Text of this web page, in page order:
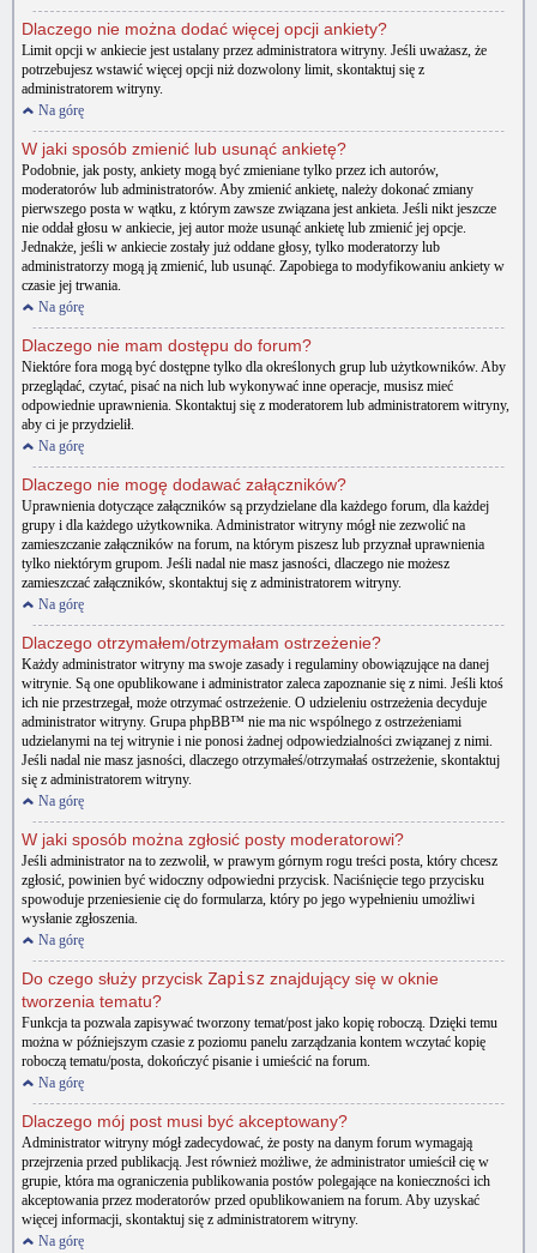
Dlaczego nie można dodać więcej opcji ankiety?
Limit opcji w ankiecie jest ustalany przez administratora witryny. Jeśli uważasz, że
potrzebujesz wstawić więcej opcji niż dozwolony limit, skontaktuj się z
administratorem witryny.
Na górę
W jaki sposób zmienić lub usunąć ankietę?
Podobnie, jak posty, ankiety mogą być zmieniane tylko przez ich autorów,
moderatorów lub administratorów. Aby zmienić ankietę, należy dokonać zmiany
pierwszego posta w wątku, z którym zawsze związana jest ankieta. Jeśli nikt jeszcze
nie oddał głosu w ankiecie, jej autor może usunąć ankietę lub zmienić jej opcje.
Jednakże, jeśli w ankiecie zostały już oddane głosy, tylko moderatorzy lub
administratorzy mogą ją zmienić, lub usunąć. Zapobiega to modyfikowaniu ankiety w
czasie jej trwania.
Na górę
Dlaczego nie mam dostępu do forum?
Niektóre fora mogą być dostępne tylko dla określonych grup lub użytkowników. Aby
przeglądać, czytać, pisać na nich lub wykonywać inne operacje, musisz mieć
odpowiednie uprawnienia. Skontaktuj się z moderatorem lub administratorem witryny,
aby ci je przydzielił.
Na górę
Dlaczego nie mogę dodawać załączników?
Uprawnienia dotyczące załączników są przydzielane dla każdego forum, dla każdej
grupy i dla każdego użytkownika. Administrator witryny mógł nie zezwolić na
zamieszczanie załączników na forum, na którym piszesz lub przyznał uprawnienia
tylko niektórym grupom. Jeśli nadal nie masz jasności, dlaczego nie możesz
zamieszczać załączników, skontaktuj się z administratorem witryny.
Na górę
Dlaczego otrzymałem/otrzymałam ostrzeżenie?
Każdy administrator witryny ma swoje zasady i regulaminy obowiązujące na danej
witrynie. Są one opublikowane i administrator zaleca zapoznanie się z nimi. Jeśli ktoś
ich nie przestrzegał, może otrzymać ostrzeżenie. O udzieleniu ostrzeżenia decyduje
administrator witryny. Grupa phpBB™ nie ma nic wspólnego z ostrzeżeniami
udzielanymi na tej witrynie i nie ponosi żadnej odpowiedzialności związanej z nimi.
Jeśli nadal nie masz jasności, dlaczego otrzymałeś/otrzymałaś ostrzeżenie, skontaktuj
się z administratorem witryny.
Na górę
W jaki sposób można zgłosić posty moderatorowi?
Jeśli administrator na to zezwolił, w prawym górnym rogu treści posta, który chcesz
zgłosić, powinien być widoczny odpowiedni przycisk. Naciśnięcie tego przycisku
spowoduje przeniesienie cię do formularza, który po jego wypełnieniu umożliwi
wysłanie zgłoszenia.
Na górę
Do czego służy przycisk Zapisz znajdujący się w oknie
tworzenia tematu?
Funkcja ta pozwala zapisywać tworzony temat/post jako kopię roboczą. Dzięki temu
można w późniejszym czasie z poziomu panelu zarządzania kontem wczytać kopię
roboczą tematu/posta, dokończyć pisanie i umieścić na forum.
Na górę
Dlaczego mój post musi być akceptowany?
Administrator witryny mógł zadecydować, że posty na danym forum wymagają
przejrzenia przed publikacją. Jest również możliwe, że administrator umieścił cię w
grupie, która ma ograniczenia publikowania postów polegające na konieczności ich
akceptowania przez moderatorów przed opublikowaniem na forum. Aby uzyskać
więcej informacji, skontaktuj się z administratorem witryny.
Na górę